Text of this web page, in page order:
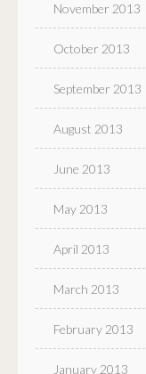
November 2013
October 2013
September 2013
August 2013
June 2013
May 2013
April 2013
March 2013
February 2013
January 2013